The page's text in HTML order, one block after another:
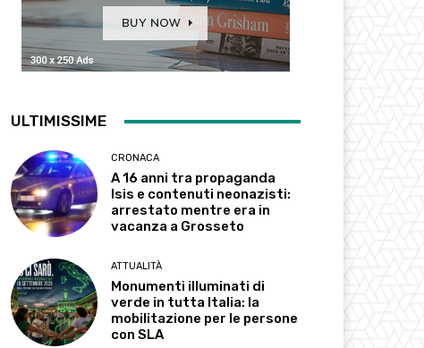
ULTIMISSIME
CRONACA
A 16 anni tra propaganda
Isis e contenuti neonazisti:
arrestato mentre era in
vacanza a Grosseto
ATTUALITÀ
Monumenti illuminati di
verde in tutta Italia: la
mobilitazione per le persone
con SLA